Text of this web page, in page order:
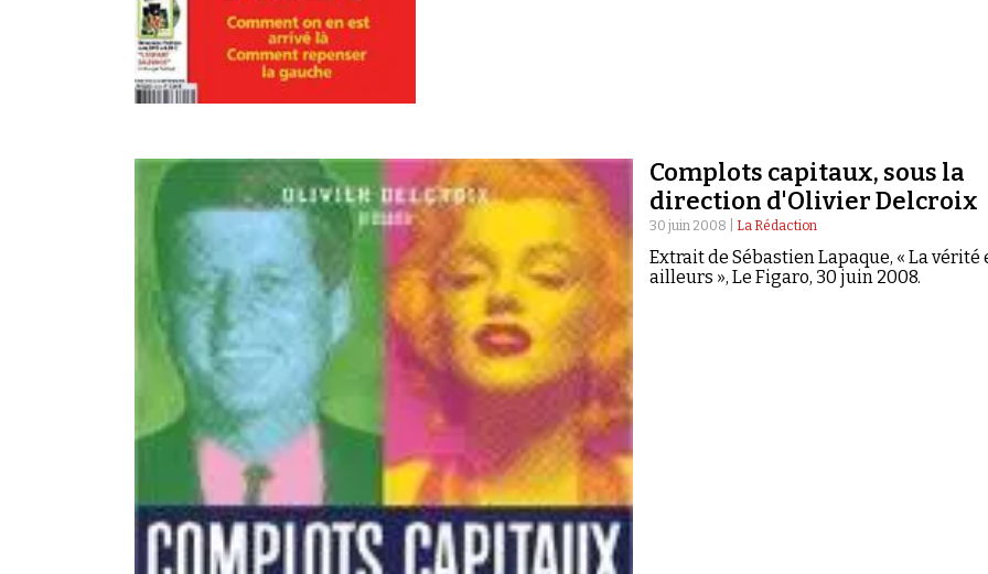
Complots capitaux, sous la
direction d'Olivier Delcroix
30 juin 2008 | La Rédaction
Extrait de Sébastien Lapaque, « La vérité
ailleurs », Le Figaro, 30 juin 2008.